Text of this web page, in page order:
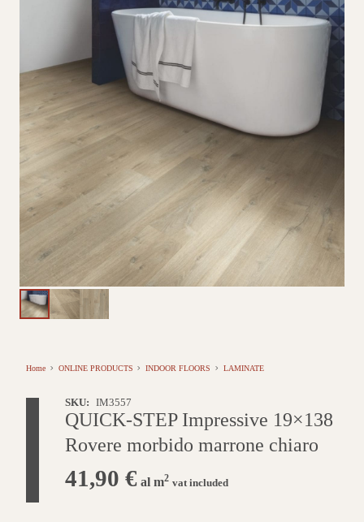
Home ONLINE PRODUCTS INDOOR FLOORS LAMINATE
SKU: IM3557
QUICK-STEP Impressive 19×138
Rovere morbido marrone chiaro
41,90 € al m2 vat included